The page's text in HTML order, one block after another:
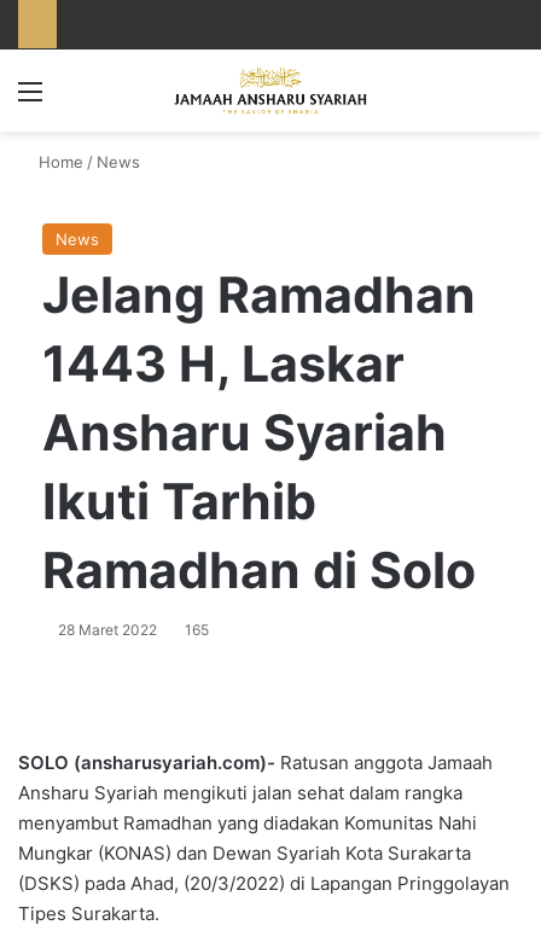
Home / News
News
Jelang Ramadhan
1443 H, Laskar
Ansharu Syariah
Ikuti Tarhib
Ramadhan di Solo
28 Maret 2022 165
SOLO (ansharusyariah.com)- Ratusan anggota Jamaah
Ansharu Syariah mengikuti jalan sehat dalam rangka
menyambut Ramadhan yang diadakan Komunitas Nahi
Mungkar (KONAS) dan Dewan Syariah Kota Surakarta
(DSKS) pada Ahad, (20/3/2022) di Lapangan Pringgolayan
Tipes Surakarta.